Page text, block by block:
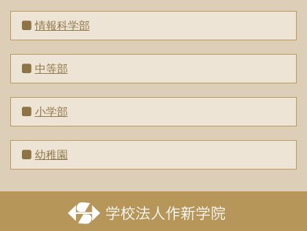
情報科学部
中等部
小学部
幼稚園